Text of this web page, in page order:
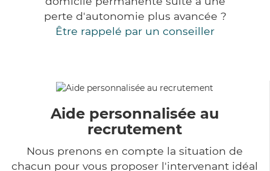
perte d'autonomie plus avancée ?
Être rappelé par un conseiller
Aide personnalisée au
recrutement
Nous prenons en compte la situation de
chacun pour vous proposer l'intervenant idéal